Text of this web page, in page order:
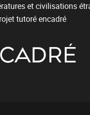
et civilisations
tutoré encadré